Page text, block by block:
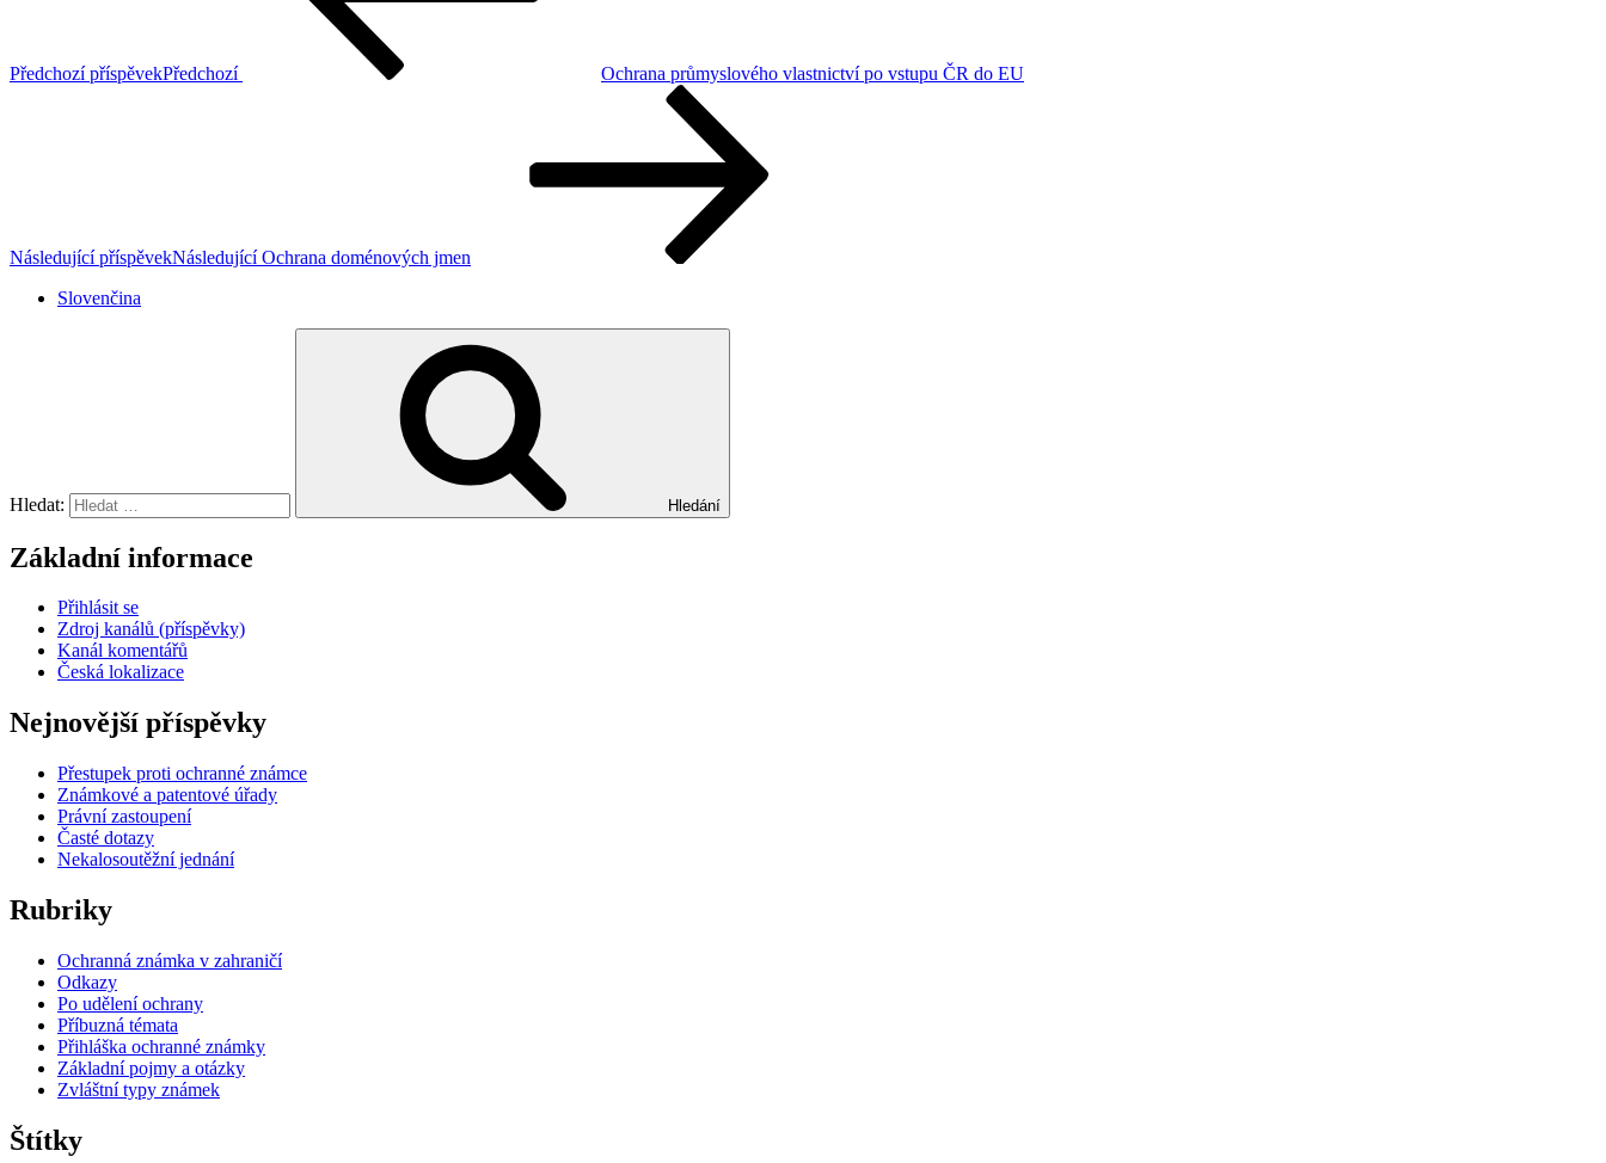
Předchozí příspěvekPředchozí Ochrana průmyslového vlastnictví po vstupu ČR do EU
Následující příspěvekNásledující Ochrana doménových jmen
Slovenčina
Hledat: Hledání
Základní informace
Přihlásit se
Zdroj kanálů (příspěvky)
Kanál komentářů
Česká lokalizace
Nejnovější příspěvky
Přestupek proti ochranné známce
Známkové a patentové úřady
Právní zastoupení
Časté dotazy
Nekalosoutěžní jednání
Rubriky
Ochranná známka v zahraničí
Odkazy
Po udělení ochrany
Příbuzná témata
Přihláška ochranné známky
Základní pojmy a otázky
Zvláštní typy známek
Štítky